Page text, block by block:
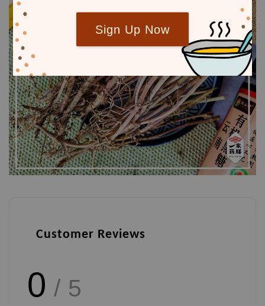
Sign Up Now
Customer Reviews
0 / 5